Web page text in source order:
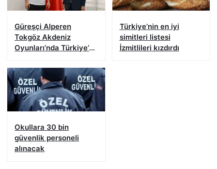
Güreşçi Alperen
Tokgöz Akdeniz
Oyunları’nda Türkiye’yi
Türkiye’nin en iyi
simitleri listesi
İzmitlileri kızdırdı
Okullara 30 bin
güvenlik personeli
alınacak